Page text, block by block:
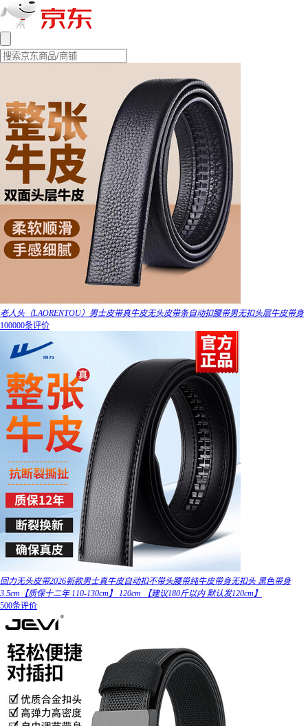
老人头（LAORENTOU）男士皮带真牛皮无头皮带条自动扣腰带男无扣头层牛皮带身
100000条评价
回力无头皮带2026新款男士真牛皮自动扣不带头腰带纯牛皮带身无扣头 黑色带身
3.5cm【质保十二年 110-130cm】 120cm 【建议180斤以内 默认发120cm】
500条评价